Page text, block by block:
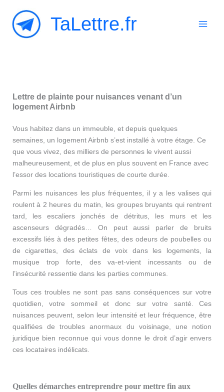
contenu
TaLettre.fr
Lettre de plainte pour nuisances venant d’un
logement Airbnb
Vous habitez dans un immeuble, et depuis quelques
semaines, un logement Airbnb s’est installé à votre étage. Ce
que vous vivez, des milliers de personnes le vivent aussi
malheureusement, et de plus en plus souvent en France avec
l’essor des locations touristiques de courte durée.
Parmi les nuisances les plus fréquentes, il y a les valises qui
roulent à 2 heures du matin, les groupes bruyants qui rentrent
tard, les escaliers jonchés de détritus, les murs et les
ascenseurs dégradés… On peut aussi parler de bruits
excessifs liés à des petites fêtes, des odeurs de poubelles ou
de cigarettes, des éclats de voix dans les logements, la
musique trop forte, des va-et-vient incessants ou de
l’insécurité ressentie dans les parties communes.
Tous ces troubles ne sont pas sans conséquences sur votre
quotidien, votre sommeil et donc sur votre santé. Ces
nuisances peuvent, selon leur intensité et leur fréquence, être
qualifiées de troubles anormaux du voisinage, une notion
juridique bien reconnue qui vous donne le droit d’agir envers
ces locataires indélicats.
Quelles démarches entreprendre pour mettre fin aux